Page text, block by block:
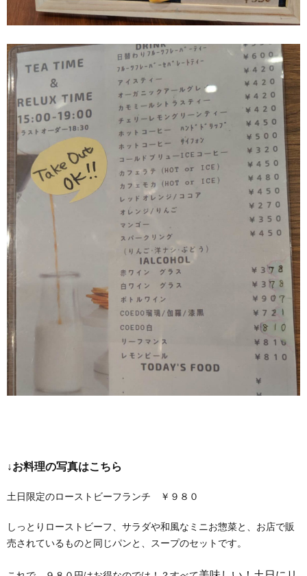
↓お料理の写真はこちら
土日限定のローストビーフランチ ￥９８０
しっとりローストビーフ、サラダや和風なミニお惣菜と、お店で販
売されているものと同じパンと、スープのセットです。